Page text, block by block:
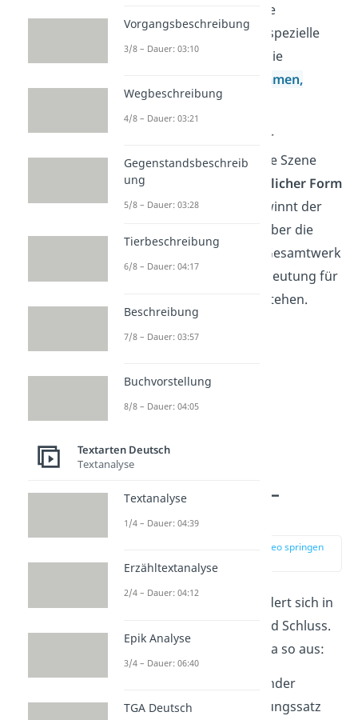
Die
Szenenanalyse ist eine spezielle
Form der Textanalyse, die
Dramen,
untersucht.
Deine Aufgabe bei einer
Szenenanalyse ist es, die Szene
nach
sprachlicher Form
zu untersuchen.
So gewinnt der
Leser einen Überblick über die
Szene, kann sie in das Gesamtwerk
einordnen und ihre Bedeutung für
verstehen.
Szenenanalyse –
Aufbau
zur Stelle im Video springen
(00:31)
Die Szenenanalyse gliedert sich in
Einleitung, Hauptteil und Schluss.
Der Aufbau sieht in etwa so aus:
: spannender
Einstieg und Einleitungssatz
Vorgangsbeschreibung
3/8 – Dauer: 03:10
Wegbeschreibung
4/8 – Dauer: 03:21
Gegenstandsbeschreib
ung
5/8 – Dauer: 03:28
Tierbeschreibung
6/8 – Dauer: 04:17
Beschreibung
7/8 – Dauer: 03:57
Buchvorstellung
8/8 – Dauer: 04:05
Textarten Deutsch
Textanalyse
Textanalyse
1/4 – Dauer: 04:39
Erzähltextanalyse
2/4 – Dauer: 04:12
Epik Analyse
3/4 – Dauer: 06:40
TGA Deutsch